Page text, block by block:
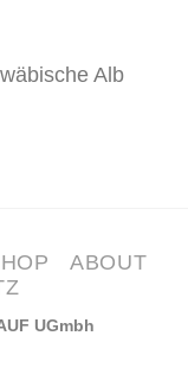
Alb
ABOUT
UGmbh